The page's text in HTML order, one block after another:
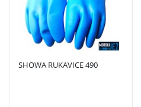
SHOWA RUKAVICE 490